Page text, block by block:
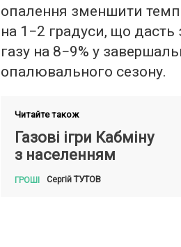
опалення зменшити
на 1−2 градуси, що
газу на 8−9% у
опалювального сезону.
Читайте також
Газові ігри Кабміну
з населенням
ГРОШІ СергійТУТОВ